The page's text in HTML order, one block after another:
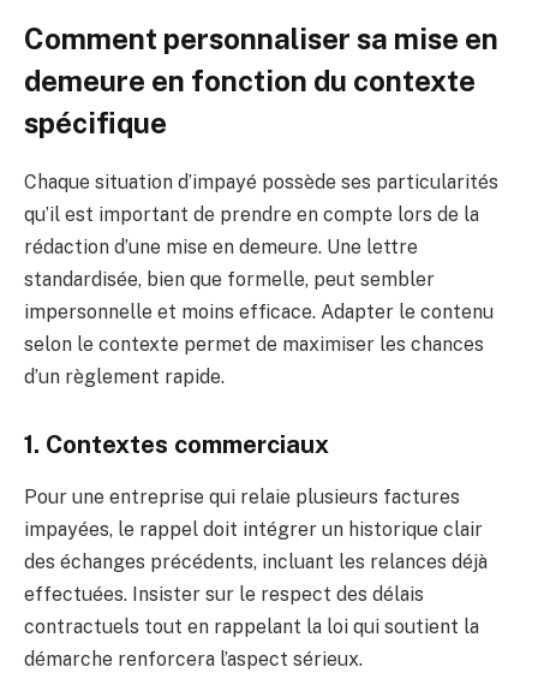
Comment personnaliser sa mise en
demeure en fonction du contexte
spécifique
Chaque situation d’impayé possède ses particularités
qu’il est important de prendre en compte lors de la
rédaction d’une mise en demeure. Une lettre
standardisée, bien que formelle, peut sembler
impersonnelle et moins efficace. Adapter le contenu
selon le contexte permet de maximiser les chances
d’un règlement rapide.
1. Contextes commerciaux
Pour une entreprise qui relaie plusieurs factures
impayées, le rappel doit intégrer un historique clair
des échanges précédents, incluant les relances déjà
effectuées. Insister sur le respect des délais
contractuels tout en rappelant la loi qui soutient la
démarche renforcera l’aspect sérieux.